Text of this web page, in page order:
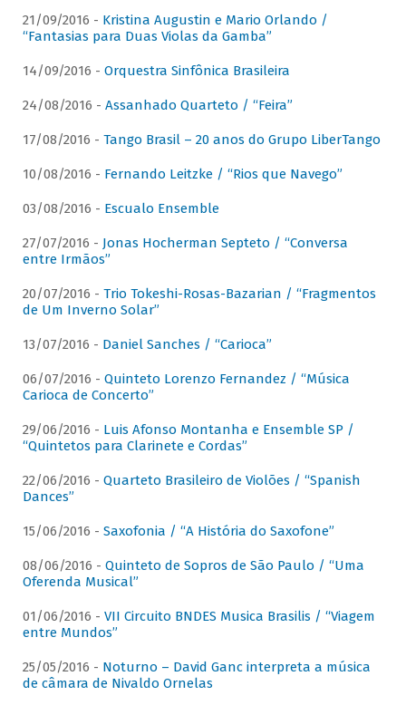
21/09/2016 - Kristina Augustin e Mario Orlando /
“Fantasias para Duas Violas da Gamba”
14/09/2016 - Orquestra Sinfônica Brasileira
24/08/2016 - Assanhado Quarteto / “Feira”
17/08/2016 - Tango Brasil – 20 anos do Grupo LiberTango
10/08/2016 - Fernando Leitzke / “Rios que Navego”
03/08/2016 - Escualo Ensemble
27/07/2016 - Jonas Hocherman Septeto / “Conversa
entre Irmãos”
20/07/2016 - Trio Tokeshi-Rosas-Bazarian / “Fragmentos
de Um Inverno Solar”
13/07/2016 - Daniel Sanches / “Carioca”
06/07/2016 - Quinteto Lorenzo Fernandez / “Música
Carioca de Concerto”
29/06/2016 - Luis Afonso Montanha e Ensemble SP /
“Quintetos para Clarinete e Cordas”
22/06/2016 - Quarteto Brasileiro de Violões / “Spanish
Dances”
15/06/2016 - Saxofonia / “A História do Saxofone”
08/06/2016 - Quinteto de Sopros de São Paulo / “Uma
Oferenda Musical”
01/06/2016 - VII Circuito BNDES Musica Brasilis / “Viagem
entre Mundos”
25/05/2016 - Noturno – David Ganc interpreta a música
de câmara de Nivaldo Ornelas